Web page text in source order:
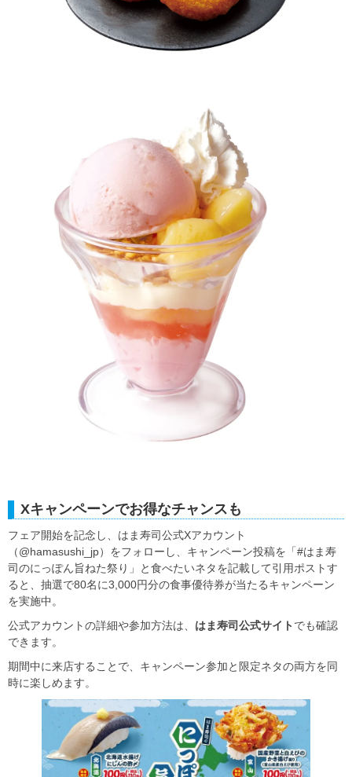
Xキャンペーンでお得なチャンスも
フェア開始を記念し、はま寿司公式Xアカウント
（@hamasushi_jp）をフォローし、キャンペーン投稿を「#はま寿
司のにっぽん旨ねた祭り」と食べたいネタを記載して引用ポストす
ると、抽選で80名に3,000円分の食事優待券が当たるキャンペーン
を実施中。
公式アカウントの詳細や参加方法は、 はま寿司公式サイト でも確認
できます。
期間中に来店することで、キャンペーン参加と限定ネタの両方を同
時に楽しめます。